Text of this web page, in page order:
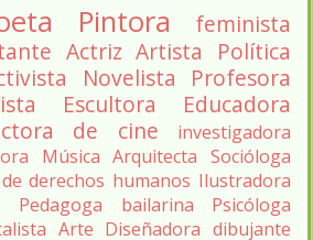
Pintora
feminista
Actriz Artista
Política
Novelista
Profesora
Escultora
Educadora
de cine
investigadora
Música Arquitecta Socióloga
derechos humanos Ilustradora
Pedagoga bailarina
Psicóloga
Arte Diseñadora dibujante